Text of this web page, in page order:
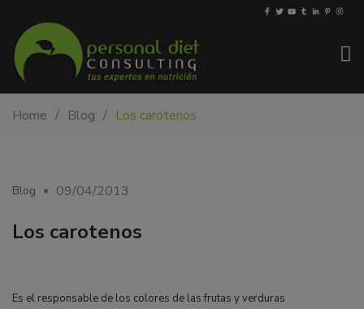
PDiet.com
y
Barcelona.
Mejoramos
la
nutrición
personas
Home Blog Los carotenos
Blog 09/04/2013
Los carotenos
Es el responsable de los colores de las frutas y verduras